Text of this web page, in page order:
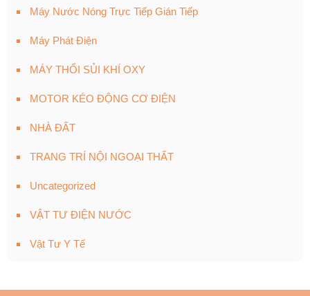
Máy Nước Nóng Trực Tiếp Gián Tiếp
Máy Phát Điện
MÁY THỔI SỦI KHÍ OXY
MOTOR KÉO ĐỘNG CƠ ĐIỆN
NHÀ ĐẤT
TRANG TRÍ NỘI NGOẠI THẤT
Uncategorized
VẬT TƯ ĐIỆN NƯỚC
Vật Tư Y Tế